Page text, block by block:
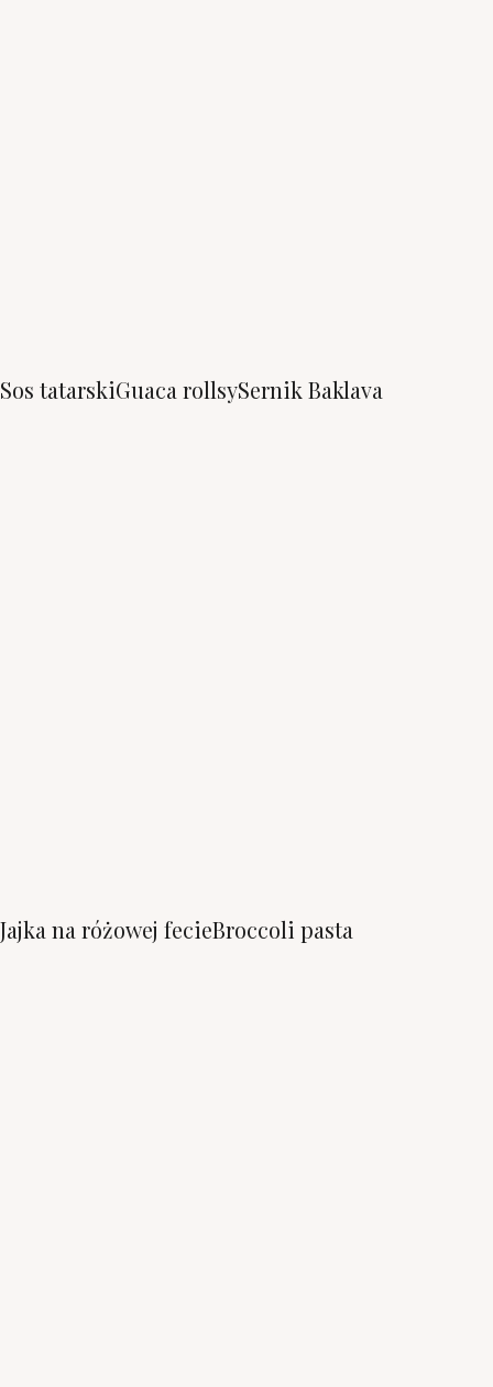
Sos tatarskiGuaca rollsySernik Baklava
Jajka na różowej fecieBroccoli pasta